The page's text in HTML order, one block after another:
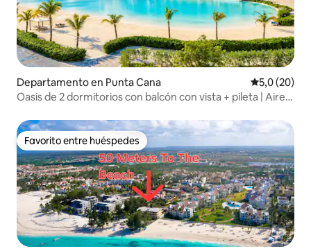
Departamento en Punta Cana Calificación
5,0 (20)
Oasis de 2 dormitorios con balcón con vista + pileta | Aire
Favorito entre huéspedes
Favorito entre huéspedes